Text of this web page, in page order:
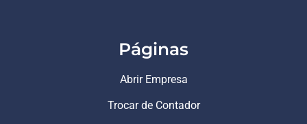
Páginas
Abrir Empresa
Trocar de Contador